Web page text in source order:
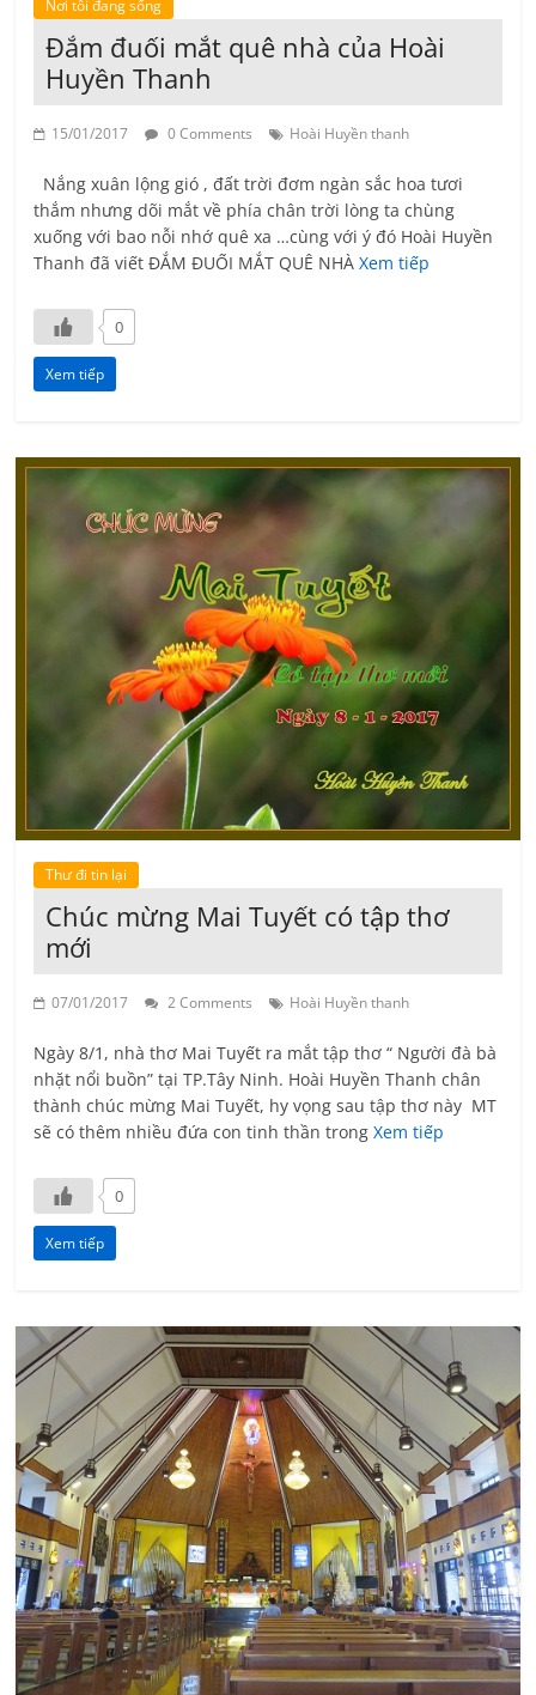
Nơi tôi đang sống
Đắm đuối mắt quê nhà của Hoài
Huyền Thanh
15/01/2017 0 Comments Hoài Huyền thanh
Nắng xuân lộng gió , đất trời đơm ngàn sắc hoa tươi
thắm nhưng dõi mắt về phía chân trời lòng ta chùng
xuống với bao nỗi nhớ quê xa …cùng với ý đó Hoài Huyền
Thanh đã viết ĐẮM ĐUỐI MẮT QUÊ NHÀXem tiếp
0
Xem tiếp
Thư đi tin lại
Chúc mừng Mai Tuyết có tập thơ
mới
07/01/2017 2 Comments Hoài Huyền thanh
Ngày 8/1, nhà thơ Mai Tuyết ra mắt tập thơ “ Người đà bà
nhặt nổi buồn” tại TP.Tây Ninh. Hoài Huyền Thanh chân
thành chúc mừng Mai Tuyết, hy vọng sau tập thơ này MT
sẽ có thêm nhiều đứa con tinh thần trongXem tiếp
0
Xem tiếp